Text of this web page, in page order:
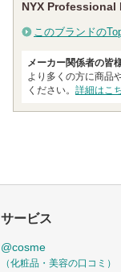
NYX Professional
このブランドの
メーカー関係者の皆
より多くの方に商品
ください。 詳細はこ
サービス
@cosme
（化粧品・美容の口コミ）